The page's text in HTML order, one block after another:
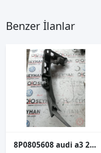
Benzer İlanlar
8P0805608 audi a3 2010 far alt braketi sağ